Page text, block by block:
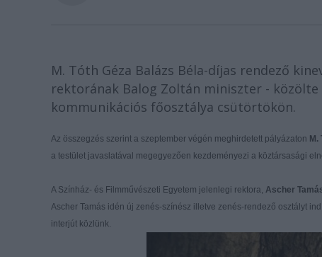
M. Tóth Géza Balázs Béla-díjas rendező
rektorának Balog Zoltán miniszter -
kommunikációs főosztálya csütörtökön.
Az összegzés szerint a szeptember végén meghirdetett pályázaton M.
a testület javaslatával megegyezően kezdeményezi a köztársasági
A Színház- és Filmművészeti Egyetem jelenlegi rektora, Ascher
Ascher Tamás idén új zenés-színész illetve zenés-rendező osztályt
interjút közlünk.